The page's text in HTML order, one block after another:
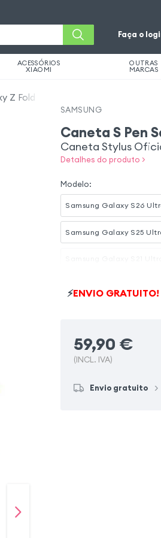
Faça o
ACESSÓRIOS
XIAOMI
OUTRAS
MARCAS
Z Fold 6
SAMSUNG
Caneta S Pen
Caneta Stylus
Detalhes do produto >
Modelo:
Samsung Galaxy S26
Samsung Galaxy S25
Samsung Galaxy Tab S9
Samsung Galaxy Note 9
⚡ENVIO GRATUITO!
59,90 €
(INCL. IVA)
Envio gratuito